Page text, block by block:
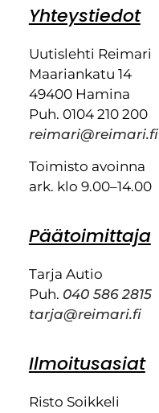
Yhteystiedot
Uutislehti Reimari
Maariankatu 14
49400 Hamina
Puh. 0104 210 200
reimari@reimari.fi
Toimisto avoinna
ark. klo 9.00–14.00
Päätoimittaja
Tarja Autio
Puh. 040 586 2815
tarja@reimari.fi
Ilmoitusasiat
Risto Soikkeli